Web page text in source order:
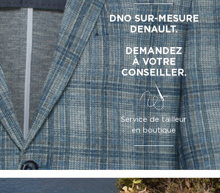
DNO SUR-MESURE
DENAULT.
DEMANDEZ
À VOTRE
CONSEILLER.
Service de tailleur
en boutique